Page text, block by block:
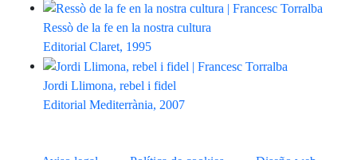
Ressò de la fe en la nostra cultura
Editorial Claret, 1995
Jordi Llimona, rebel i fidel
Editorial Mediterrània, 2007